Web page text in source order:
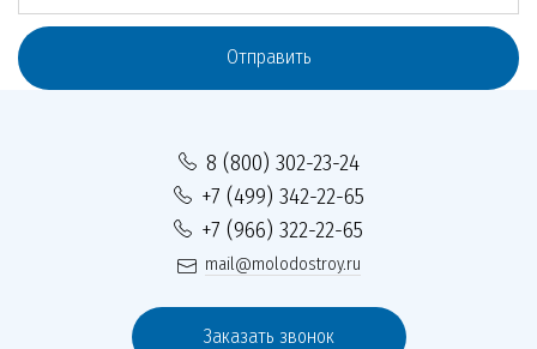
Отправить
8 (800) 302-23-24
+7 (499) 342-22-65
+7 (966) 322-22-65
mail@molodostroy.ru
Заказать звонок